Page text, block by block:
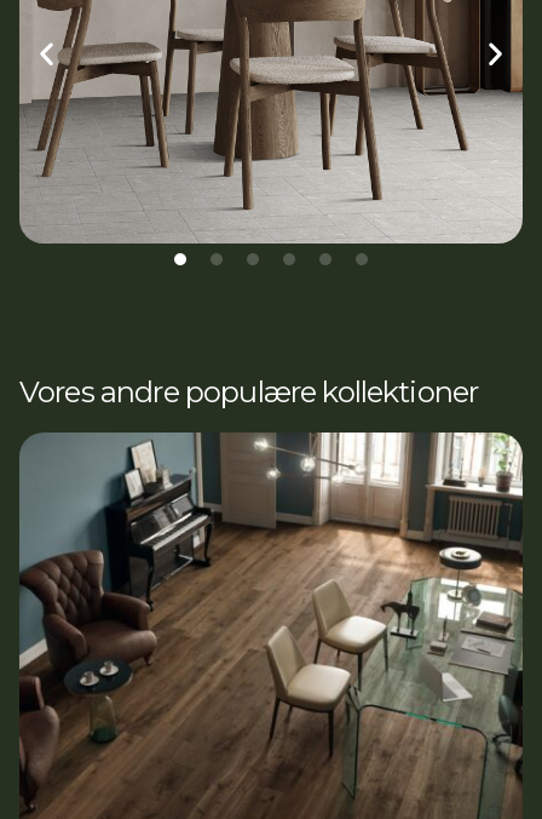
Vores andre populære kollektioner